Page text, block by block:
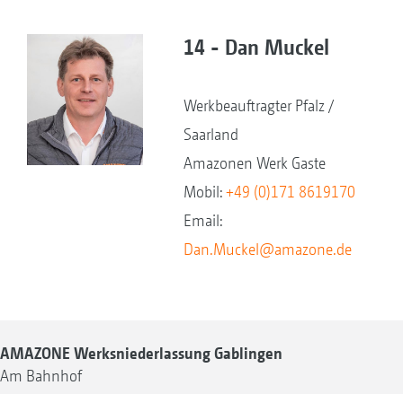
14 - Dan Muckel
Werkbeauftragter Pfalz /
Saarland
Amazonen Werk Gaste
Mobil:+49 (0)171 8619170
Email:
Dan.Muckel@amazone.de
AMAZONE Werksniederlassung Gablingen
Am Bahnhof